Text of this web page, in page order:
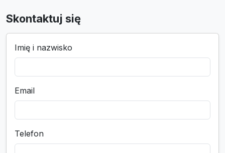
Skontaktuj się
Imię i nazwisko
Email
Telefon